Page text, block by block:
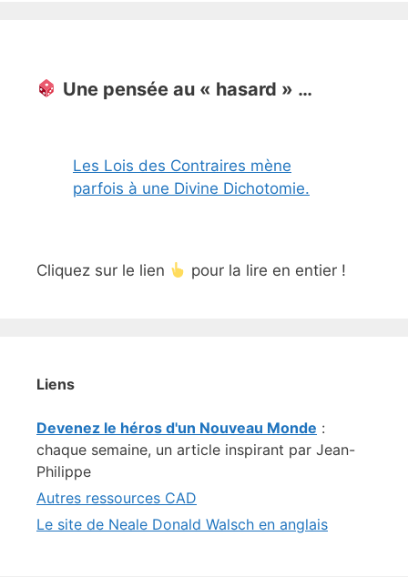
Une pensée au « hasard » …
Les Lois des Contraires mène
parfois à une Divine Dichotomie.
Cliquez sur le lien pour la lire en entier !
Liens
Devenez le héros d'un Nouveau Monde :
chaque semaine, un article inspirant par Jean-
Philippe
Autres ressources CAD
Le site de Neale Donald Walsch en anglais